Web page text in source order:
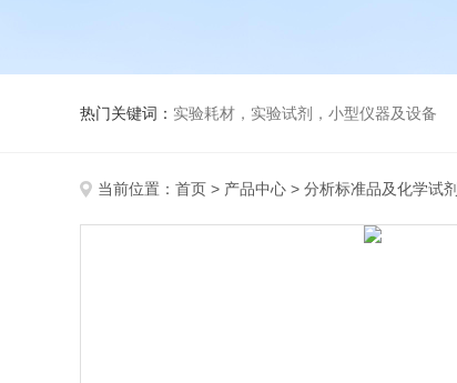
热门关键词： 实验耗材，实验试剂，小型仪器及设备
当前位置： 首页 > 产品中心 > 分析标准品及化学试剂